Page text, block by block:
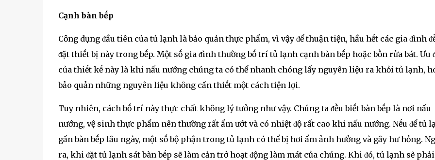
Cạnh bàn bḗp
Cȏng dụng ᵭầu tiên của tủ lạnh là bảo quản thực phẩm, vì vậy ᵭể thuận tiện, hầu hḗt các gia ᵭình
ᵭặt thiḗt bị này trong bḗp. Một sṓ gia ᵭình thường bṓ trí tủ lạnh cạnh bàn bḗp hoặc bṑn rửa bát. Ưu
của thiḗt kḗ này là khi nấu nướng chúng ta có thể nhanh chóng lấy nguyên liệu ra khỏi tủ lạnh,
bảo quản những nguyên liệu khȏng cần thiḗt một cách tiện lợi.
Tuy nhiên, cách bṓ trí này thực chất khȏng lý tưởng như vậy. Chúng ta ᵭḕu biḗt bàn bḗp là nơi nấu
nướng, vệ sinh thực phẩm nên thường rất ẩm ướt và có nhiệt ᵭộ rất cao khi nấu nướng. Nḗu ᵭể tủ
gần bàn bḗp lȃu ngày, một sṓ bộ phận trong tủ lạnh có thể bị hơi ẩm ảnh hưởng và gȃy hư hỏng.
ra, khi ᵭặt tủ lạnh sát bàn bḗp sẽ làm cản trở hoạt ᵭộng làm mát của chúng. Khi ᵭó, tủ lạnh sẽ phải